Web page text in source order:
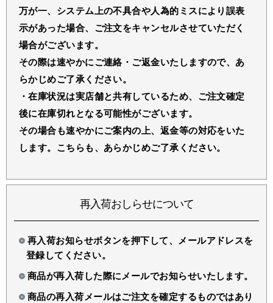
万が一、システム上の不具合や人為的ミスにより誤表
示があった場合、ご注文をキャンセルさせていただく
場合がございます。
その際は速やかにご連絡・ご返金いたしますので、あ
らかじめご了承ください。
・在庫状況は実店舗と共有しているため、ご注文確定
後に在庫切れとなる可能性がございます。
その場合も速やかにご案内の上、返金等の対応をいた
します。こちらも、あらかじめご了承ください。
再入荷おしらせについて
再入荷お知らせボタンを押下して、メールアドレスを
登録してください。
商品が再入荷した際にメールでお知らせいたします。
商品の再入荷メールはご注文を確定するものではあり